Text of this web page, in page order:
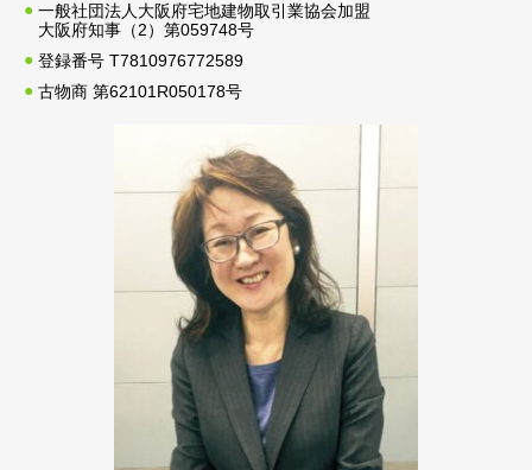
一般社団法人大阪府宅地建物取引業協会加盟
大阪府知事（2）第059748号
登録番号 T7810976772589
古物商 第62101R050178号